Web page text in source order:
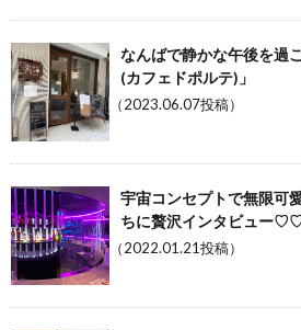
なんばで静かな午後を過
(カフェドポルテ)」
（2023.06.07投稿）
宇宙コンセプトで無限可
ちに贅沢インタビュー♡♡
（2022.01.21投稿）